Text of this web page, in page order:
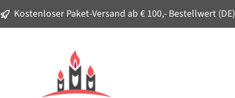
Zur Hauptnavigation springen
Kostenloser Paket-Versand ab € 100,- Bestellwert (DE)